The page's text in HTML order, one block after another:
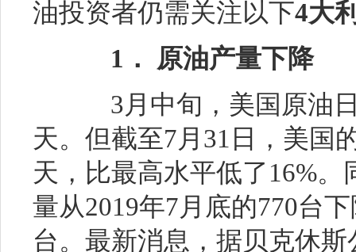
油投资者仍需关注以下4大
1． 原油产量下降
3月中旬，美国原油日
天。但截至7月31日，美国
天，比最高水平低了16%
量从2019年7月底的770台
台。最新消息，据贝克休斯